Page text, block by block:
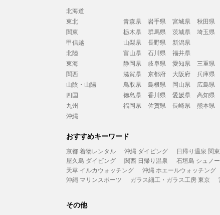
北海道
東北
青森県 岩手県 宮城県 秋田県
関東
栃木県 群馬県 茨城県 埼玉県
甲信越
山梨県 長野県
新潟県
北陸
富山県 石川県
福井県
東海
静岡県 岐阜県 愛知県
三重県
関西
滋賀県 京都府 大阪府 兵庫県
山陰・山陽
鳥取県 島根県 岡山県 広島県
四国
徳島県 香川県 愛媛県
高知県
九州
福岡県 佐賀県 長崎県 熊本県
沖縄
おすすめキーワード
京都 着物レンタル 沖縄 ダイビング 日帰り温泉 関東
屋久島 ダイビング
関西 日帰り温泉 石垣島 シュノ
天草 イルカウォッチング
沖縄 ホエールウォッチング
沖縄 マリンスポーツ
ガラス細工・ガラス工房 東京
その他